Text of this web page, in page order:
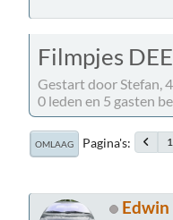
Filmpjes
Gestart door Stefan,
0 leden en 5 gasten
OMLAAG Pagina's 1
Edwin